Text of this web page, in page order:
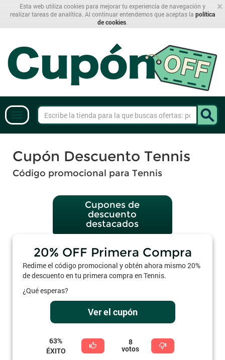
×
Esta web utiliza cookies para mejorar tu experiencia de navegación y
realizar tareas de analítica. Al continuar entendemos que aceptas la política
de cookies
Cupón Descuento Tennis
Código promocional para Tennis
Cupones de
descuento
destacados
20% OFF Primera Compra
Redime el código promocional y obtén ahora mismo 20%
de descuento en tu primera compra en Tennis.
¿Qué esperas?
Ver el cupón
63%
ÉXITO
8
votos